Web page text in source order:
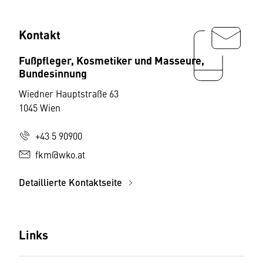
Kontakt
Fußpfleger, Kosmetiker und Masseure,
Bundesinnung
Wiedner Hauptstraße 63
1045 Wien
+43 5 90900
fkm@wko.at
Detaillierte Kontaktseite
Links